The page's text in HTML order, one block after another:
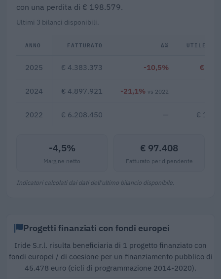
con una perdita di € 198.579.
Ultimi 3 bilanci disponibili.
ANNO FATTURATO Δ% UTILE/
2025 € 4.383.373 -10,5% € -
2024 € 4.897.921 -21,1% vs 2022
2022 € 6.208.450 — €
-4,5%
Margine netto
€ 97.408
Fatturato per dipendente
Indicatori calcolati dai dati dell'ultimo bilancio disponibile.
Progetti finanziati con fondi europei
Iride S.r.l. risulta beneficiaria di 1 progetto finanziato con
fondi europei / di coesione per un finanziamento pubblico di
45.478 euro (cicli di programmazione 2014-2020).